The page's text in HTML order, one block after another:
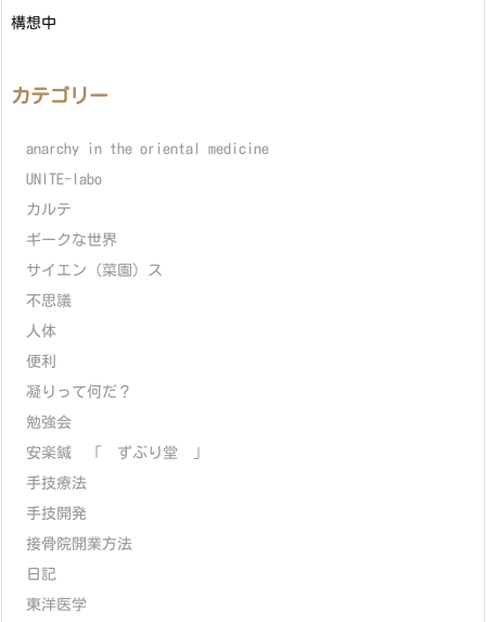
構想中
カテゴリー
anarchy in the oriental medicine
UNITE-labo
カルテ
ギークな世界
サイエン（菜園）ス
不思議
人体
便利
凝りって何だ？
勉強会
安楽鍼 「 ずぶり堂 」
手技療法
手技開発
接骨院開業方法
日記
東洋医学